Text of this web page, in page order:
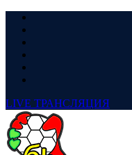
LIVE ТРАНСЛЯЦИЯ